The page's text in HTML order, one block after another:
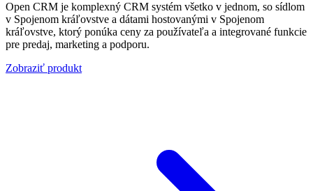
Open CRM je komplexný CRM systém všetko v jednom, so sídlom
v Spojenom kráľovstve a dátami hostovanými v Spojenom
kráľovstve, ktorý ponúka ceny za používateľa a integrované funkcie
pre predaj, marketing a podporu.
Zobraziť produkt